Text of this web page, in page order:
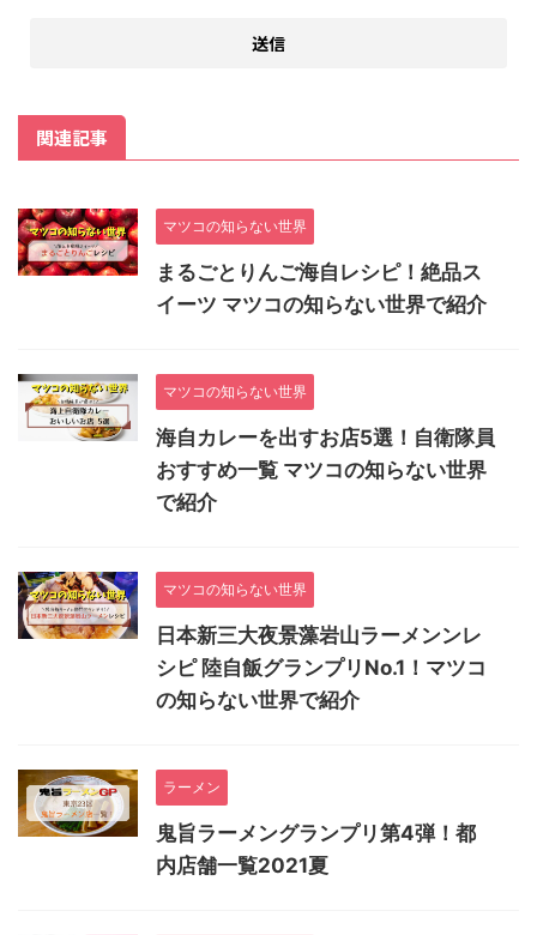
関連記事
マツコの知らない世界
まるごとりんご海自レシピ！絶品ス
イーツ マツコの知らない世界で紹介
マツコの知らない世界
海自カレーを出すお店5選！自衛隊員
おすすめ一覧 マツコの知らない世界
で紹介
マツコの知らない世界
日本新三大夜景藻岩山ラーメンンレ
シピ 陸自飯グランプリNo.1！マツコ
の知らない世界で紹介
ラーメン
鬼旨ラーメングランプリ第4弾！都
内店舗一覧2021夏